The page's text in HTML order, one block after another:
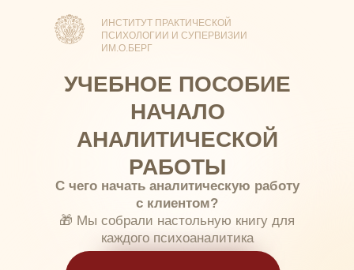
ИНСТИТУТ ПРАКТИЧЕСКОЙ
ПСИХОЛОГИИ И СУПЕРВИЗИИ
ИМ.О.БЕРГ
УЧЕБНОЕ ПОСОБИЕ
НАЧАЛО
АНАЛИТИЧЕСКОЙ
РАБОТЫ
С чего начать аналитическую работу
с клиентом?
🎁 Мы собрали настольную книгу для
каждого психоаналитика